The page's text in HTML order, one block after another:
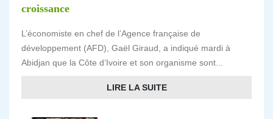
croissance
L’économiste en chef de l’Agence française de
développement (AFD), Gaël Giraud, a indiqué mardi à
Abidjan que la Côte d’Ivoire et son organisme sont...
LIRE LA SUITE